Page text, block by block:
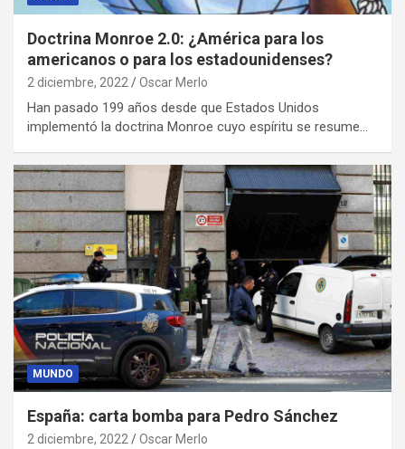
Doctrina Monroe 2.0: ¿América para los
americanos o para los estadounidenses?
2 diciembre, 2022 Oscar Merlo
Han pasado 199 años desde que Estados Unidos
implementó la doctrina Monroe cuyo espíritu se resume…
MUNDO
España: carta bomba para Pedro Sánchez
2 diciembre, 2022 Oscar Merlo